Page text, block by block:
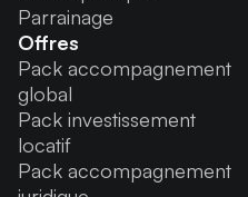
Parrainage
Offres
Pack accompagnement
global
Pack investissement
locatif
Pack accompagnement